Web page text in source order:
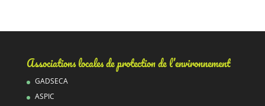
Associations locales de protection de l’environnement
GADSECA
ASPIC